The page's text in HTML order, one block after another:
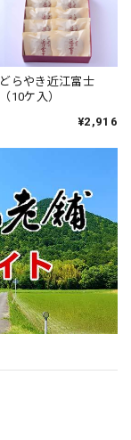
どらやき近江富士
（10ケ入）
¥2,916